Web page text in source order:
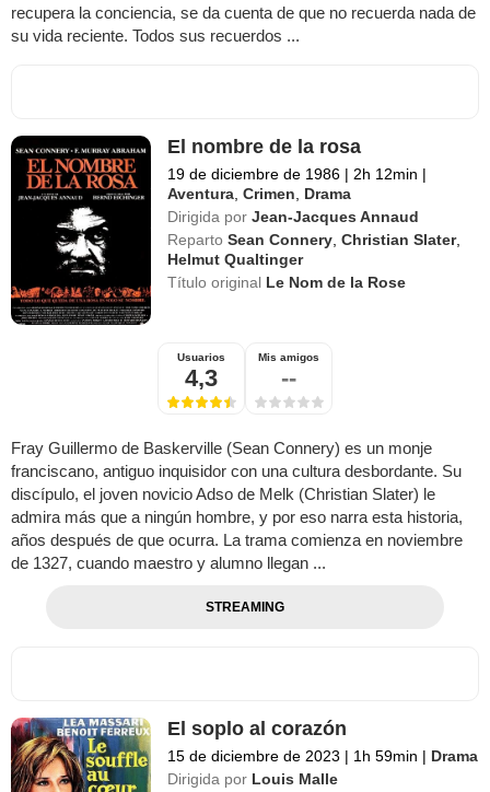
recupera la conciencia, se da cuenta de que no recuerda nada de
su vida reciente. Todos sus recuerdos ...
El nombre de la rosa
19 de diciembre de 1986 | 2h 12min |
Aventura ,Crimen
Drama
Dirigida por Jean-Jacques Annaud
Reparto Sean Connery ,Christian Slater,
Helmut Qualtinger
Título original Le Nom de la Rose
Usuarios
4,3
Mis amigos
--
Fray Guillermo de Baskerville (Sean Connery) es un monje
franciscano, antiguo inquisidor con una cultura desbordante. Su
discípulo, el joven novicio Adso de Melk (Christian Slater) le
admira más que a ningún hombre, y por eso narra esta historia,
años después de que ocurra. La trama comienza en noviembre
de 1327, cuando maestro y alumno llegan ...
STREAMING
El soplo al corazón
15 de diciembre de 2023 | 1h 59min | Drama
Dirigida por Louis Malle